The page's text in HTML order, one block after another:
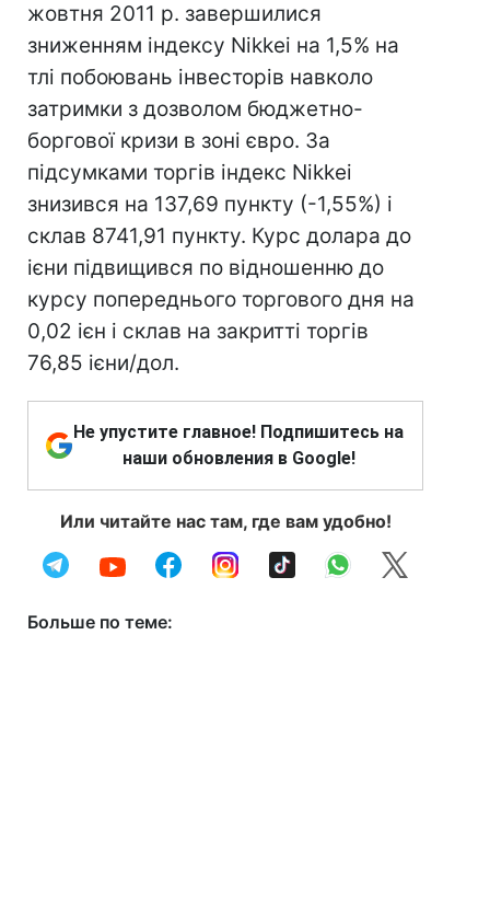
жовтня 2011 р. завершилися
зниженням індексу Nikkei на 1,5% на
тлі побоювань інвесторів навколо
затримки з дозволом бюджетно-
боргової кризи в зоні євро. За
підсумками торгів індекс Nikkei
знизився на 137,69 пункту (-1,55%) і
склав 8741,91 пункту. Курс долара до
ієни підвищився по відношенню до
курсу попереднього торгового дня на
0,02 ієн і склав на закритті торгів
76,85 ієни/дол.
Не упустите главное! Подпишитесь на
наши обновления в Google!
Или читайте нас там, где вам удобно!
Больше по теме: